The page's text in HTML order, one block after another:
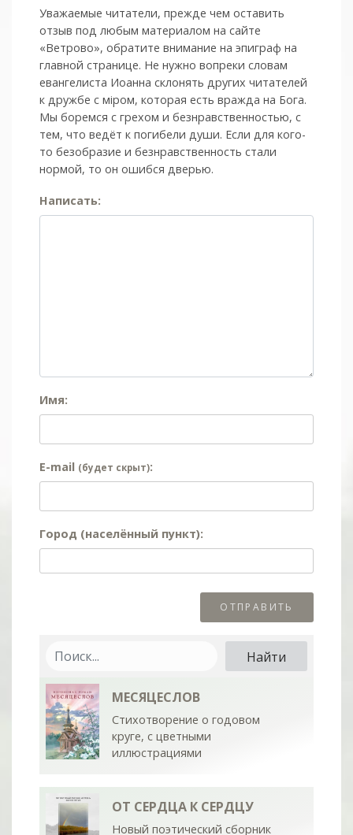
Уважаемые читатели, прежде чем оставить
отзыв под любым материалом на сайте
«Ветрово», обратите внимание на эпиграф на
главной странице. Не нужно вопреки словам
евангелиста Иоанна склонять других читателей
к дружбе с мiром, которая есть вражда на Бога.
Мы боремся с грехом и без­нрав­ствен­ностью, с
тем, что ведёт к погибели души. Если для кого-
то безобразие и безнравственность стали
нормой, то он ошибся дверью.
Написать:
Имя:
E-mail (будет скрыт):
Город (населённый пункт):
МЕСЯЦЕСЛОВ
Стихотворение о годовом
круге, с цветными
иллюстрациями
ОТ СЕРДЦА К СЕРДЦУ
Новый поэтический сборник